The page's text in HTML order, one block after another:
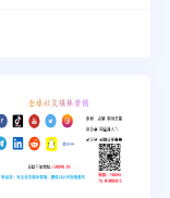
Telegram
更多